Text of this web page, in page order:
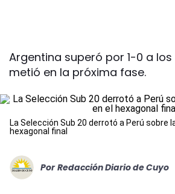
Argentina superó por 1-0 a
metió en la próxima fase.
La Selección Sub 20 derrotó a Perú sobre
hexagonal final
Por Redacción Diario de Cuyo